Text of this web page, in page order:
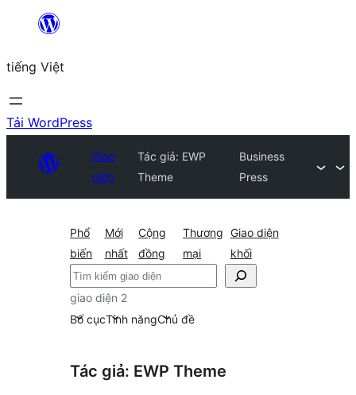
Chuyển
phần
nội
dung
tiếng Việt
Tải WordPress
Giao
diện
Tác giả: EWP
Theme
Business
Press
Phổ
biến
Mới
nhất
Cộng
đồng
Thương
mại
Giao diện
khối
Tìm
kiếm
giao diện 2
Bố cụcTính năngChủ đề
Tác giả: EWP Theme